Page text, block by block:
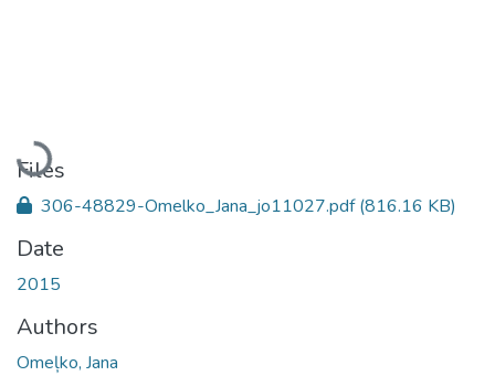
Loading...
Files
306-48829-Omelko_Jana_jo11027.pdf(816.16 KB)
Date
2015
Authors
Omeļko, Jana